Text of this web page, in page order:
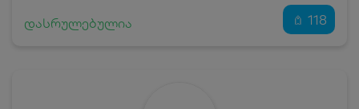
დასრულებულია 118